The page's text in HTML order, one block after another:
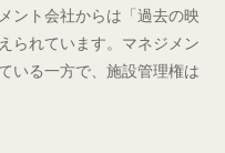
ント会社からは「過去の映
られています。マネジメン
いる一方で、施設管理権は